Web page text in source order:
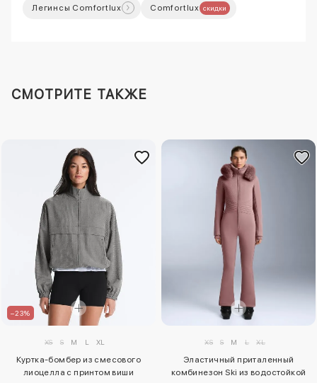
Легинсы Comfortlux Comfortlux скидки
СМОТРИТЕ ТАКЖЕ
–23%
XS S M L XL
Куртка-бомбер из смесового
лиоцелла с принтом виши
XS S M L XL
Эластичный приталенный
комбинезон Ski из водостойкой